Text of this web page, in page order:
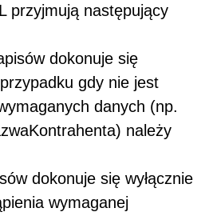
przyjmują następujący
dokonuje się
gdy nie jest
danych (np.
należy
dokonuje się wyłącznie
wymaganej